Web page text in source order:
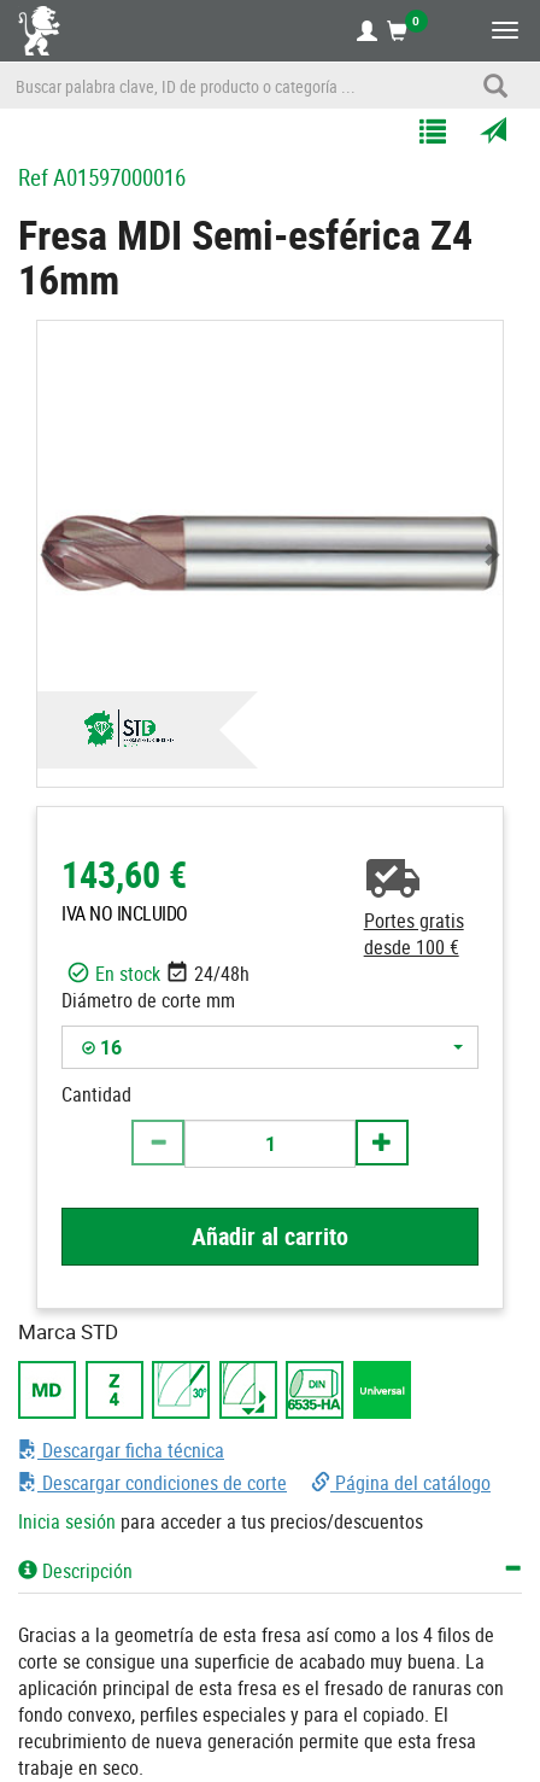
0
Listas
RefA01597000016
Fresa MDI Semi-esférica Z4
16mm
143,60 €
IVA NO INCLUIDO
Portes gratis
desde 100 €
En stock
24/48h
Diámetro de corte mm
16
Cantidad
Añadir al carrito
Marca STD
Descargar ficha técnica
Descargar condiciones de corte
Página del catálogo
Inicia sesión para acceder a tus precios/descuentos
Descripción
Gracias a la geometría de esta fresa así como a los 4 filos de
corte se consigue una superficie de acabado muy buena. La
aplicación principal de esta fresa es el fresado de ranuras con
fondo convexo, perfiles especiales y para el copiado. El
recubrimiento de nueva generación permite que esta fresa
trabaje en seco.